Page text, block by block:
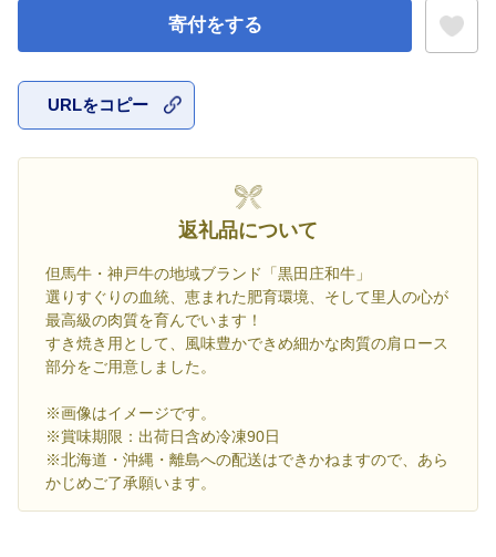
寄付をする
URLをコピー
返礼品について
但馬牛・神戸牛の地域ブランド「黒田庄和牛」
選りすぐりの血統、恵まれた肥育環境、そして里人の心が
最高級の肉質を育んでいます！
すき焼き用として、風味豊かできめ細かな肉質の肩ロース
部分をご用意しました。
※画像はイメージです。
※賞味期限：出荷日含め冷凍90日
※北海道・沖縄・離島への配送はできかねますので、あら
かじめご了承願います。